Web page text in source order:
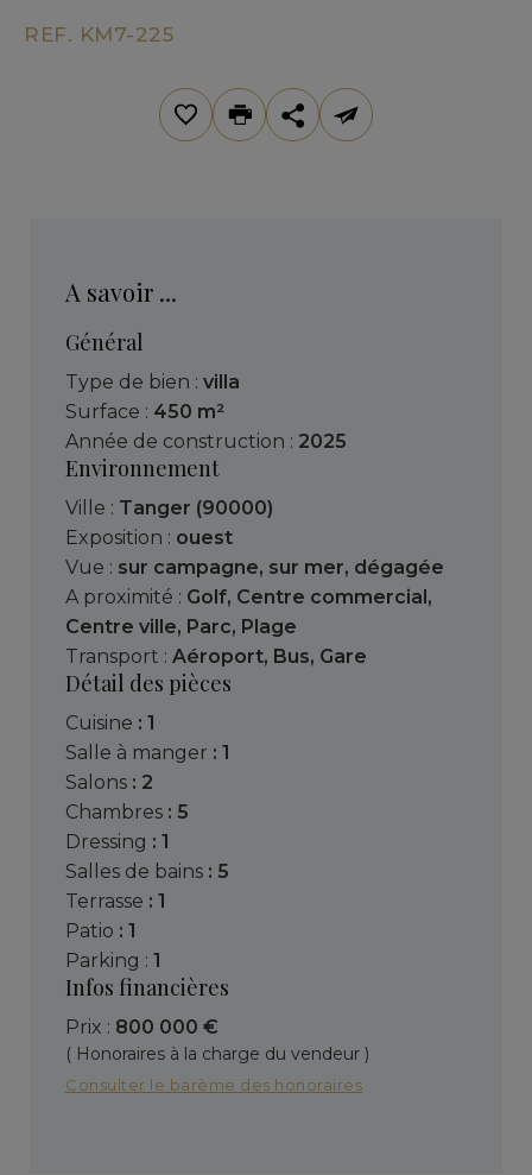
REF. KM7-225
A savoir ...
Général
Type de bien : villa
Surface : 450 m²
Année de construction : 2025
Environnement
Ville : Tanger (90000)
Exposition : ouest
Vue : sur campagne, sur mer, dégagée
A proximité : Golf, Centre commercial,
Centre ville, Parc, Plage
Transport : Aéroport, Bus, Gare
Détail des pièces
cuisine : 1
salle à manger : 1
salons : 2
chambres : 5
dressing : 1
salles de bains : 5
terrasse : 1
patio : 1
parking : 1
Infos financières
Prix : 800 000 €
( Honoraires à la charge du vendeur )
Consulter le barème des honoraires